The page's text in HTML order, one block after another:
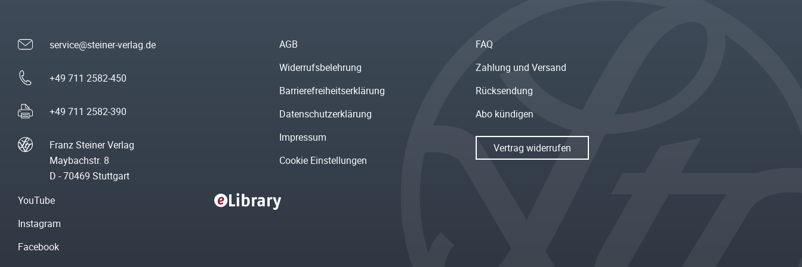
service@steiner-verlag.de
+49 711 2582-450
+49 711 2582-390
Franz Steiner Verlag
Maybachstr. 8
D - 70469 Stuttgart
AGB
Widerrufsbelehrung
Barrierefreiheitserklärung
Datenschutzerklärung
Impressum
Cookie Einstellungen
FAQ
Zahlung und Versand
Rücksendung
Abo kündigen
Vertrag widerrufen
YouTube
Instagram
Facebook